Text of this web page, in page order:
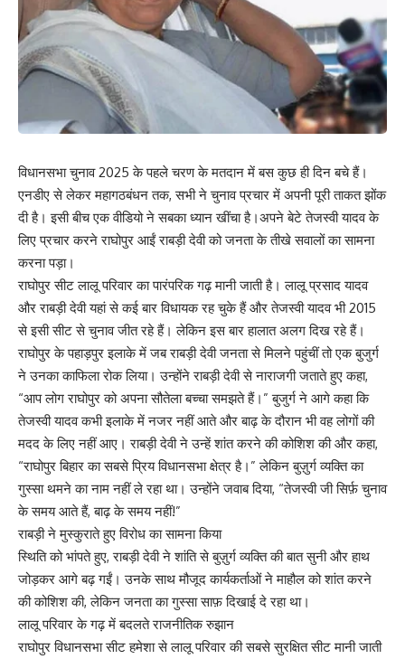
विधानसभा चुनाव 2025 के पहले चरण के मतदान में बस कुछ ही दिन बचे हैं।
एनडीए से लेकर महागठबंधन तक, सभी ने चुनाव प्रचार में अपनी पूरी ताकत झोंक
दी है। इसी बीच एक वीडियो ने सबका ध्यान खींचा है।अपने बेटे तेजस्वी यादव के
लिए प्रचार करने राघोपुर आईं राबड़ी देवी को जनता के तीखे सवालों का सामना
करना पड़ा।
राघोपुर सीट लालू परिवार का पारंपरिक गढ़ मानी जाती है। लालू प्रसाद यादव
और राबड़ी देवी यहां से कई बार विधायक रह चुके हैं और तेजस्वी यादव भी 2015
से इसी सीट से चुनाव जीत रहे हैं। लेकिन इस बार हालात अलग दिख रहे हैं।
राघोपुर के पहाड़पुर इलाके में जब राबड़ी देवी जनता से मिलने पहुंचीं तो एक बुजुर्ग
ने उनका काफिला रोक लिया। उन्होंने राबड़ी देवी से नाराजगी जताते हुए कहा,
“आप लोग राघोपुर को अपना सौतेला बच्चा समझते हैं।” बुजुर्ग ने आगे कहा कि
तेजस्वी यादव कभी इलाके में नजर नहीं आते और बाढ़ के दौरान भी वह लोगों की
मदद के लिए नहीं आए। राबड़ी देवी ने उन्हें शांत करने की कोशिश की और कहा,
“राघोपुर बिहार का सबसे प्रिय विधानसभा क्षेत्र है।” लेकिन बुज़ुर्ग व्यक्ति का
गुस्सा थमने का नाम नहीं ले रहा था। उन्होंने जवाब दिया, “तेजस्वी जी सिर्फ़ चुनाव
के समय आते हैं, बाढ़ के समय नहीं!”
राबड़ी ने मुस्कुराते हुए विरोध का सामना किया
स्थिति को भांपते हुए, राबड़ी देवी ने शांति से बुज़ुर्ग व्यक्ति की बात सुनी और हाथ
जोड़कर आगे बढ़ गईं। उनके साथ मौजूद कार्यकर्ताओं ने माहौल को शांत करने
की कोशिश की, लेकिन जनता का गुस्सा साफ़ दिखाई दे रहा था।
लालू परिवार के गढ़ में बदलते राजनीतिक रुझान
राघोपुर विधानसभा सीट हमेशा से लालू परिवार की सबसे सुरक्षित सीट मानी जाती